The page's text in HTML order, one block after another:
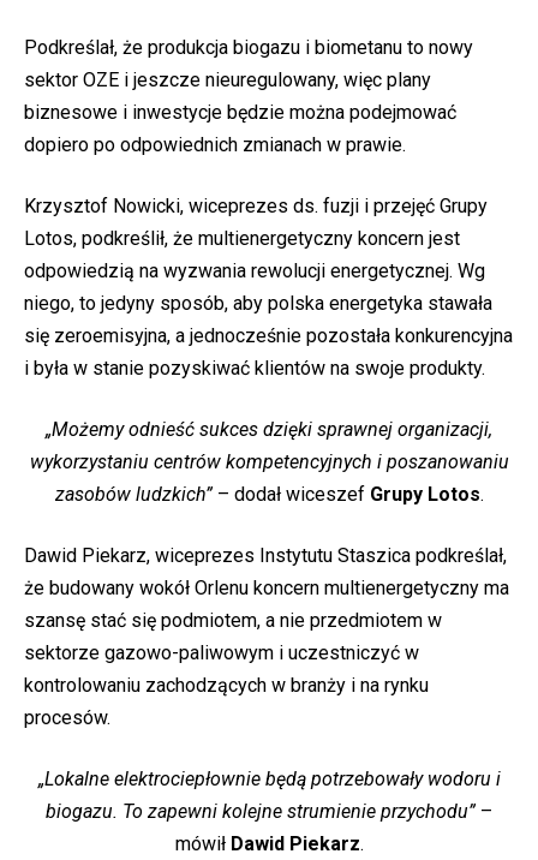
Podkreślał, że produkcja biogazu i biometanu to nowy
sektor OZE i jeszcze nieuregulowany, więc plany
biznesowe i inwestycje będzie można podejmować
dopiero po odpowiednich zmianach w prawie.
Krzysztof Nowicki, wiceprezes ds. fuzji i przejęć Grupy
Lotos, podkreślił, że multienergetyczny koncern jest
odpowiedzią na wyzwania rewolucji energetycznej. Wg
niego, to jedyny sposób, aby polska energetyka stawała
się zeroemisyjna, a jednocześnie pozostała konkurencyjna
i była w stanie pozyskiwać klientów na swoje produkty.
„Możemy odnieść sukces dzięki sprawnej organizacji,
wykorzystaniu centrów kompetencyjnych i poszanowaniu
zasobów ludzkich”– dodał wiceszef Grupy Lotos.
Dawid Piekarz, wiceprezes Instytutu Staszica podkreślał,
że budowany wokół Orlenu koncern multienergetyczny ma
szansę stać się podmiotem, a nie przedmiotem w
sektorze gazowo-paliwowym i uczestniczyć w
kontrolowaniu zachodzących w branży i na rynku
procesów.
„Lokalne elektrociepłownie będą potrzebowały wodoru i
biogazu. To zapewni kolejne strumienie przychodu” –
mówił Dawid Piekarz.